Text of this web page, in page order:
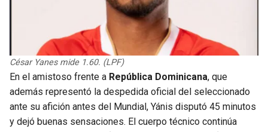
César Yanes mide 1.60. (LPF)
En el amistoso frente a República Dominicana, que
además representó la despedida oficial del seleccionado
ante su afición antes del Mundial, Yánis disputó 45 minutos
y dejó buenas sensaciones. El cuerpo técnico continúa